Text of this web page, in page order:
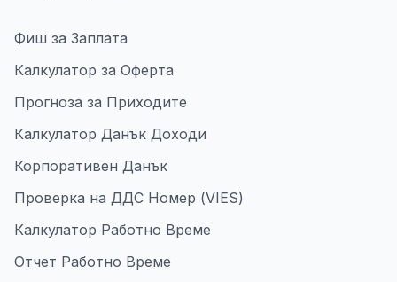
Фиш за Заплата
Калкулатор за Оферта
Прогноза за Приходите
Калкулатор Данък Доходи
Корпоративен Данък
Проверка на ДДС Номер (VIES)
Калкулатор Работно Време
Отчет Работно Време